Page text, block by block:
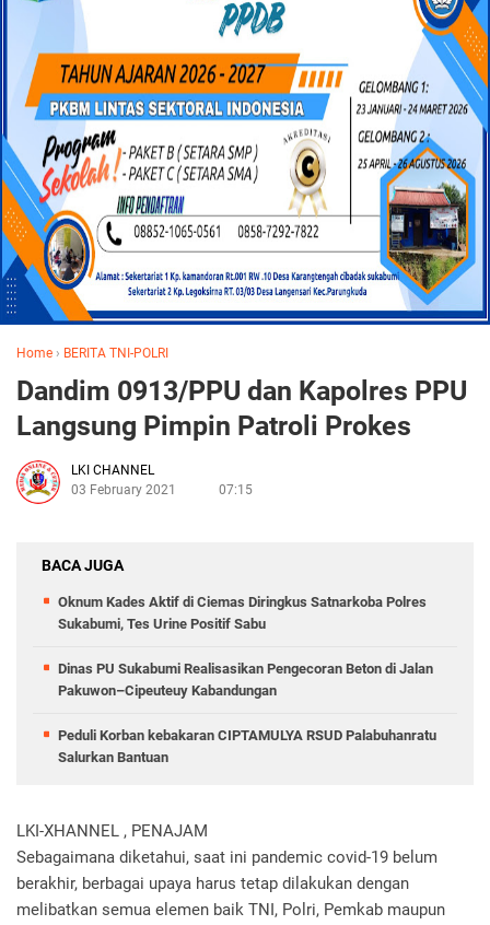
Home › BERITA TNI-POLRI
Dandim 0913/PPU dan Kapolres PPU
Langsung Pimpin Patroli Prokes
LKI CHANNEL
03 February 2021
07:15
BACA JUGA
Oknum Kades Aktif di Ciemas Diringkus Satnarkoba Polres
Sukabumi, Tes Urine Positif Sabu
Dinas PU Sukabumi Realisasikan Pengecoran Beton di Jalan
Pakuwon–Cipeuteuy Kabandungan
Peduli Korban kebakaran CIPTAMULYA RSUD Palabuhanratu
Salurkan Bantuan
LKI-XHANNEL , PENAJAM
Sebagaimana diketahui, saat ini pandemic covid-19 belum
berakhir, berbagai upaya harus tetap dilakukan dengan
melibatkan semua elemen baik TNI, Polri, Pemkab maupun